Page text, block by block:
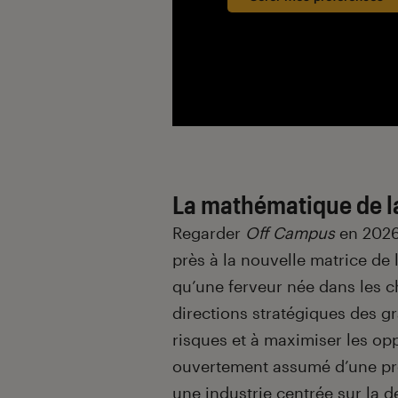
La mathématique de
Regarder Off Campusen 2026
près à la nouvelle matrice de
qu’une ferveur née dans les
directions stratégiques des
risques et à maximiser les
ouvertement assumé d’une
une industrie centrée sur la